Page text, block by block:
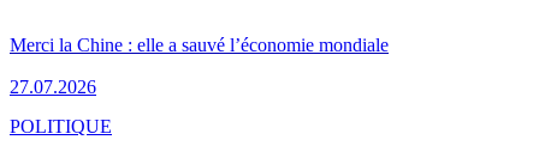
Merci la Chine : elle a sauvé l’économie mondiale
27.07.2026
POLITIQUE